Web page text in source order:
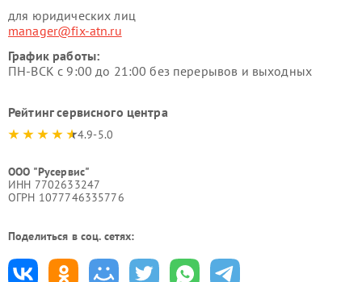
для юридических лиц
manager@fix-atn.ru
График работы:
ПН-ВСК с 9:00 до 21:00 без перерывов и выходных
Рейтинг сервисного центра
4.9-5.0
ООО "Русервис"
ИНН 7702633247
ОГРН 1077746335776
Поделиться в соц. сетях: